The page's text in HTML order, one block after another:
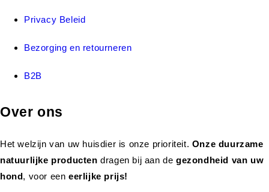
Privacy Beleid
Bezorging en retourneren
B2B
Over ons
Het welzijn van uw huisdier is onze prioriteit. Onze duurzame
natuurlijke productendragen bij aan de gezondheid van uw
hond, voor eeneerlijke prijs!